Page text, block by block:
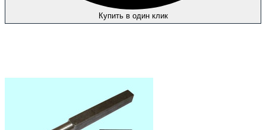
Купить в один клик